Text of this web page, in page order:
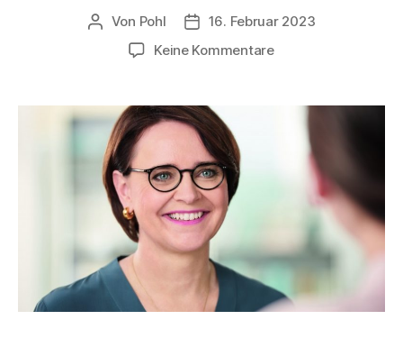
Beitragsautor
Von Pohl Beitragsdatum
16. Februar 2023
Keine Kommentarezu
Frauen